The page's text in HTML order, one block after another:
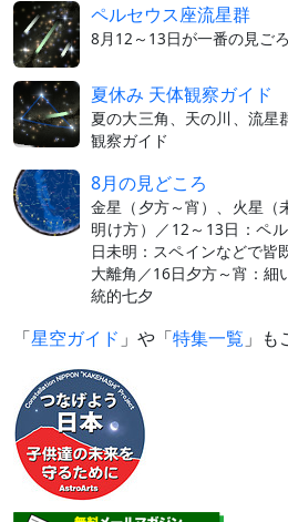
ペルセウス座流星群
8月12～13日が一番の見ご
夏休み 天体観察ガイド
夏の大三角、天の川、流星
観察ガイド
8月の見どころ
金星（夕方～宵）、火星（
明け方）／12～13日：ペ
日未明：スペインなどで皆
大離角／16日夕方～宵：細
統的七夕
「星空ガイド 」や「特集一覧 」も